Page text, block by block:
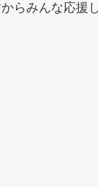
からみんな応援